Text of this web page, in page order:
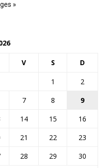
»
V S D
1
2
7 8
9
14 15
16
21 22
23
28 29
30